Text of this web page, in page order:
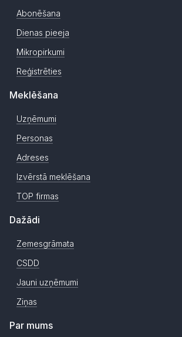
Abonēšana
Dienas pieeja
Mikropirkumi
Reģistrēties
Meklēšana
Uzņēmumi
Personas
Adreses
Izvērstā meklēšana
TOP firmas
Dažādi
Zemesgrāmata
CSDD
Jauni uzņēmumi
Ziņas
Par mums